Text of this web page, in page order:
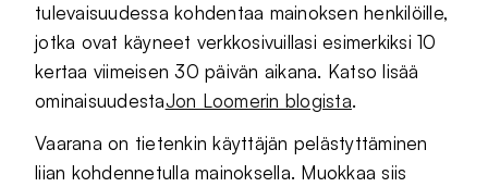
tulevaisuudessa kohdentaa mainoksen henkilöille,
jotka ovat käyneet verkkosivuillasi esimerkiksi 10
kertaa viimeisen 30 päivän aikana. Katso lisää
ominaisuudestaJon Loomerin blogista.
Vaarana on tietenkin käyttäjän pelästyttäminen
liian kohdennetulla mainoksella. Muokkaa siis